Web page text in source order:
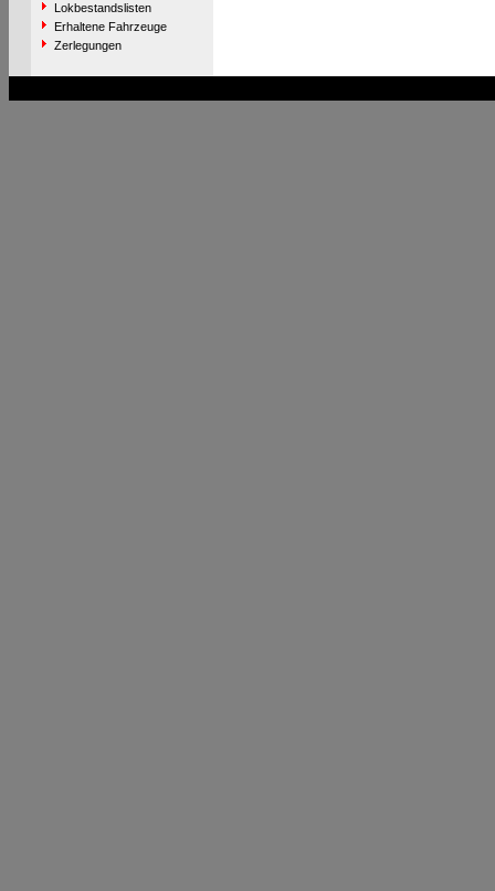
Lokbestandslisten
Erhaltene Fahrzeuge
Zerlegungen